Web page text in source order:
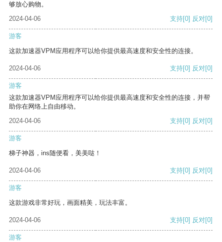
够放心购物。
2024-04-06
支持[0] 反对[0]
游客
这款加速器VPM应用程序可以给你提供最高速度和安全性的连接。
2024-04-06 支持[0] 反对[0]
游客
这款加速器VPM应用程序可以给你提供最高速度和安全性的连接，并帮
助你在网络上自由移动。
2024-04-06
支持[0] 反对[0]
游客
梯子神器，ins随便看，美美哒！
2024-04-06 支持[0] 反对[0]
游客
这款游戏非常好玩，画面精美，玩法丰富。
2024-04-06 支持[0] 反对[0]
游客